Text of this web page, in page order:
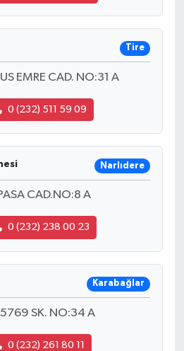
Tire
EMRE CAD. NO:31 A
0 (232) 511 59 09
Narlıdere
CAD.NO:8 A
0 (232) 238 00 23
Karabağlar
5769 SK. NO:34 A
0 (232) 261 80 11